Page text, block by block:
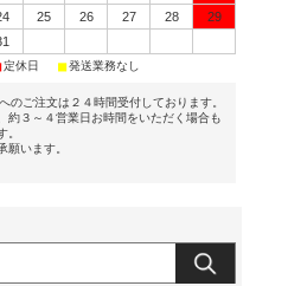
25 26 27 28
29
定休日 ■発送業務なし
へのご注文は２４時間受付しております。
約３～４営業日お時間をいただく場合も
。
願います。